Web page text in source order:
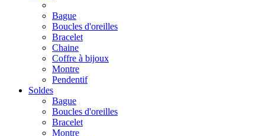
Bague
Boucles d'oreilles
Bracelet
Chaine
Coffre à bijoux
Montre
Pendentif
Soldes
Bague
Boucles d'oreilles
Bracelet
Montre